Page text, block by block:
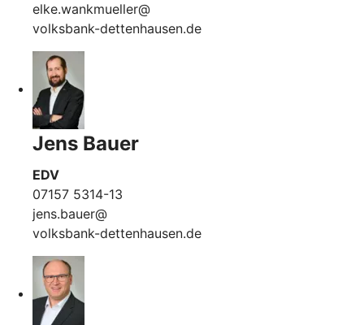
elke.wankmueller@
volksbank-dettenhausen.de
Jens Bauer
EDV
07157 5314-13
jens.bauer@
volksbank-dettenhausen.de